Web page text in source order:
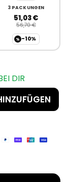
3 PACKUNGEN
51,03 €
56,70 €
% -10%
DIR